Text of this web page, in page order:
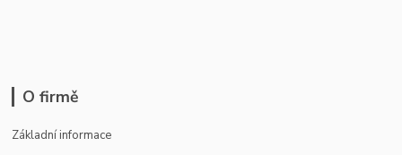
O firmě
Základní informace